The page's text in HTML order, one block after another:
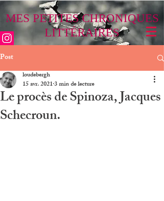
MES PETITES CHRONIQUES
LITTÉRAIRES
Post
Le procès de Spinoza, Jacques
Schecroun.
loudebergh
15 avr. 20213 min de lecture